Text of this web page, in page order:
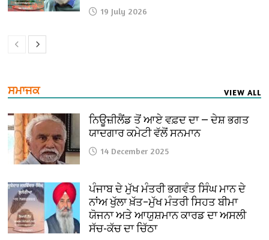
19 July 2026
ਸਮਾਜਕ VIEW ALL
ਨਿਊਜ਼ੀਲੈਂਡ ਤੋਂ ਆਏ ਵਫ਼ਦ ਦਾ — ਦੇਸ਼ ਭਗਤ
ਯਾਦਗਾਰ ਕਮੇਟੀ ਵੱਲੋਂ ਸਨਮਾਨ
14 December 2025
ਪੰਜਾਬ ਦੇ ਮੁੱਖ ਮੰਤਰੀ ਭਗਵੰਤ ਸਿੰਘ ਮਾਨ ਦੇ
ਨਾਂਅ ਖੁੱਲਾ ਖ਼ੱਤ–ਮੁੱਖ ਮੰਤਰੀ ਸਿਹਤ ਬੀਮਾ
ਯੋਜਨਾ ਅਤੇ ਆਯੁਸ਼ਮਾਨ ਕਾਰਡ ਦਾ ਅਸਲੀ
ਸੱਚ-ਕੱਚ ਦਾ ਚਿੱਠਾ